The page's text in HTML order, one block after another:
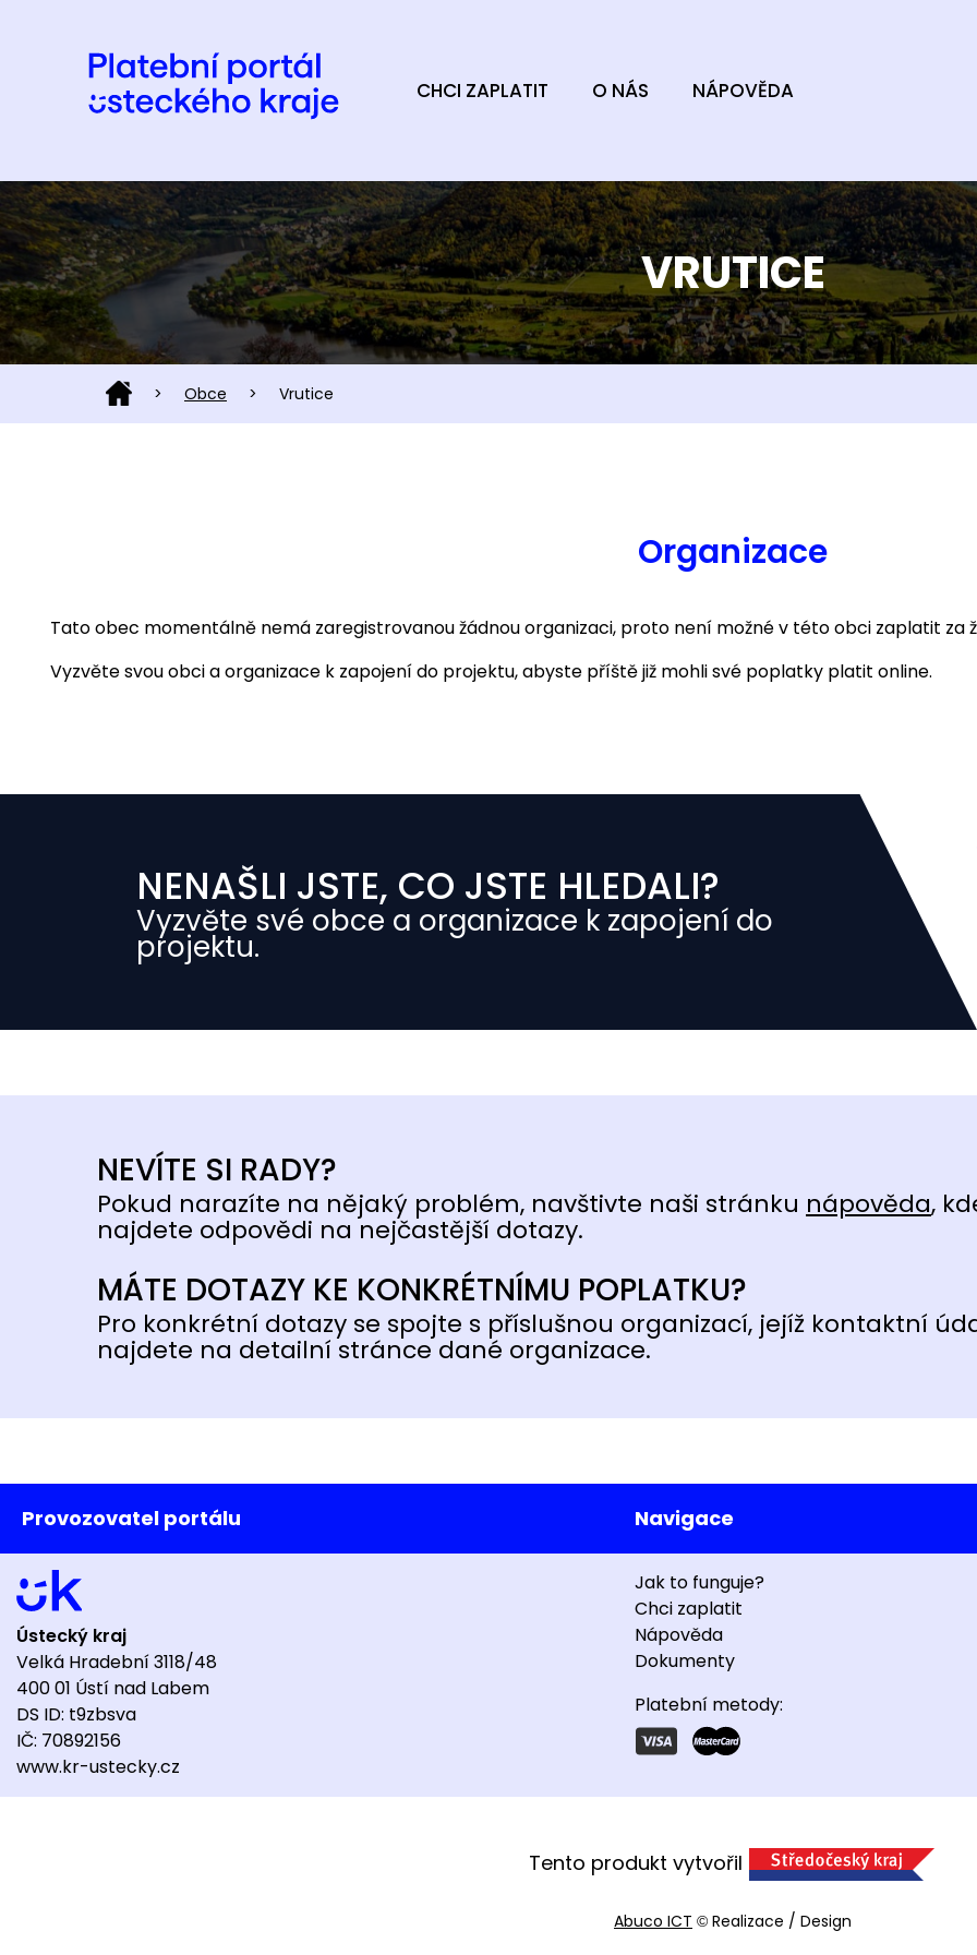
CHCI ZAPLATIT O NÁS NÁPOVĚDA
VRUTICE
> Obce > Vrutice
Organizace
Tato obec momentálně nemá zaregistrovanou žádnou organizaci, proto není možné v této obci zaplatit za
Vyzvěte svou obci a organizace k zapojení do projektu, abyste příště již mohli své poplatky platit online.
NENAŠLI JSTE, CO JSTE HLEDALI?
Vyzvěte své obce a organizace k zapojení do
projektu.
NEVÍTE SI RADY?
Pokud narazíte na nějaký problém, navštivte naši stránku nápověda,
najdete odpovědi na nejčastější dotazy.
MÁTE DOTAZY KE KONKRÉTNÍMU POPLATKU?
Pro konkrétní dotazy se spojte s příslušnou organizací, jejíž kontaktní
najdete na detailní stránce dané organizace.
Provozovatel portálu Navigace
Ústecký kraj
Velká Hradební 3118/48
400 01 Ústí nad Labem
DS ID: t9zbsva
IČ: 70892156
www.kr-ustecky.cz
Jak to funguje?
Chci zaplatit
Nápověda
Dokumenty
Platební metody:
Tento produkt vytvořil
Abuco ICT © Realizace / Design